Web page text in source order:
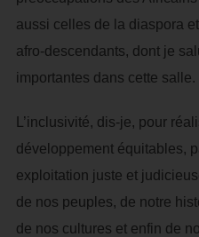
aussi celles de la diaspora
afro-descendants, dont je
importantes dans cette salle.
L’inclusivité, dis-je, pour
développement équitables,
exploitation juste et
de nos peuples, de notre
de nos cultures et enfin de